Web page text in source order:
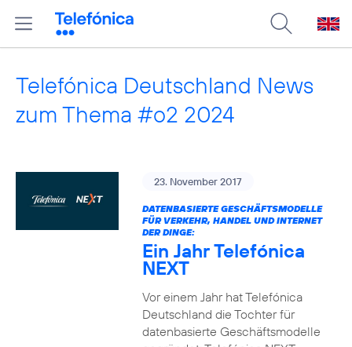
Telefónica Deutschland News
zum Thema #o2 2024
23. November 2017
DATENBASIERTE GESCHÄFTSMODELLE
FÜR VERKEHR, HANDEL UND INTERNET
DER DINGE:
Ein Jahr Telefónica
NEXT
Vor einem Jahr hat Telefónica
Deutschland die Tochter für
datenbasierte Geschäftsmodelle